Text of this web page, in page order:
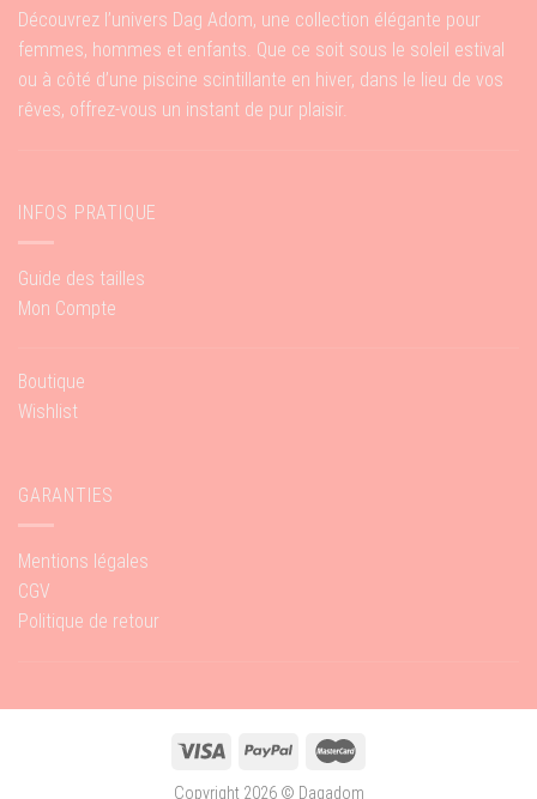
Découvrez l’univers Dag Adom, une collection élégante pour
femmes, hommes et enfants. Que ce soit sous le soleil estival
ou à côté d’une piscine scintillante en hiver, dans le lieu de vos
rêves, offrez-vous un instant de pur plaisir.
INFOS PRATIQUE
Guide des tailles
Mon Compte
Boutique
Wishlist
GARANTIES
Mentions légales
CGV
Politique de retour
Copyright 2026 © Dagadom